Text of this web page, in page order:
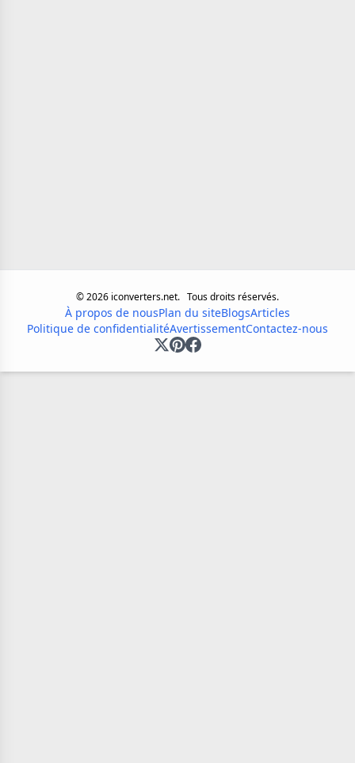
©2026 iconverters.net. Tous droits réservés.
À propos de nousPlan du siteBlogsArticles
Politique de confidentialitéAvertissementContactez-nous